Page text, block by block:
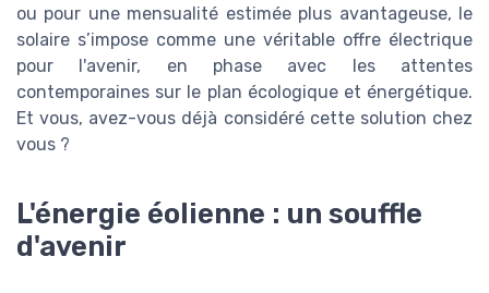
ou pour une mensualité estimée plus avantageuse, le
solaire s’impose comme une véritable offre électrique
pour l'avenir, en phase avec les attentes
contemporaines sur le plan écologique et énergétique.
Et vous, avez-vous déjà considéré cette solution chez
vous ?
L'énergie éolienne : un souffle
d'avenir